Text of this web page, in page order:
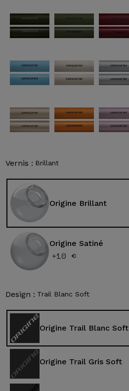
Vernis : Brillant
Origine Brillant
Origine Satiné
+10 €
Design : Trail Blanc Soft
Origine Trail Blanc Soft
Origine Trail Gris Soft